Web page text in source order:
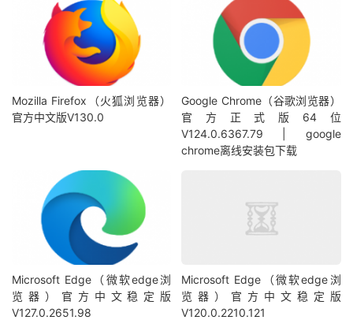
Mozilla Firefox（火狐浏览器）
官方中文版V130.0
Google Chrome（谷歌浏览器）
官方正式版64位
V124.0.6367.79 | google
chrome离线安装包下载
Microsoft Edge（微软edge浏
览器）官方中文稳定版
V127.0.2651.98
Microsoft Edge（微软edge浏
览器）官方中文稳定版
V120.0.2210.121